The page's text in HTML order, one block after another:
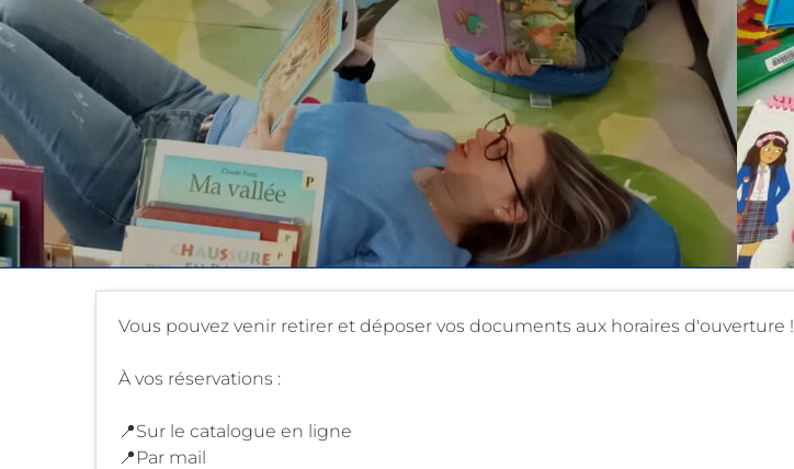
Vous pouvez venir retirer et déposer vos documents aux horaires d'ouverture !
À vos réservations :
📍Sur le catalogue en ligne
📍Par mail